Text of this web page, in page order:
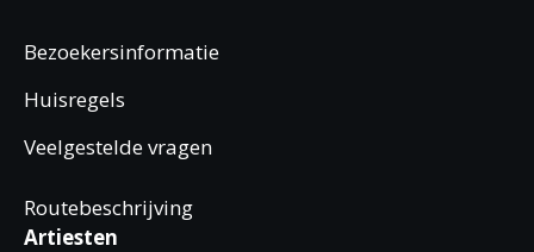
Bezoekersinformatie
Huisregels
Veelgestelde vragen
Routebeschrijving
Artiesten